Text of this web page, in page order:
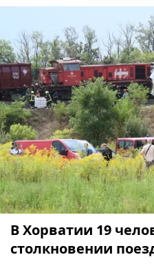
В Хорватии 19
столкновении